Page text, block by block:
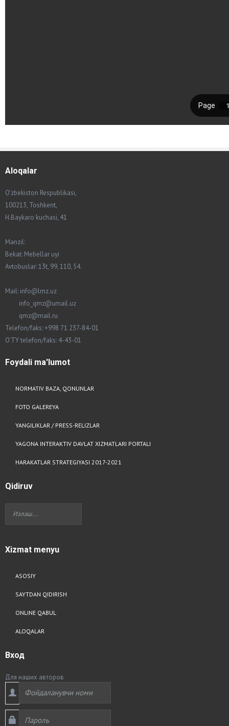
Aloqalar
O'zbekiston Respublikasi,
100213, Toshkent,
H.Baykaro kuchasi, 41
Manzil:
Bekat: Mebellar uyi
Avtobuslar: 13t, 99, 110, 54.
Mail: info@lmz.uz
info_qmz@umail.uz
qmz@mail.ru
Telefon/faks: +998 71 237-84-01
O'TY telefon/faks: 4-43-01
Foydali ma'lumot
NORMATIV BAZA, QONUNLAR
FOTO GALEREYA
YANGILIKLAR / PRESS-RELIZLAR
YAGONA INTERAKTIV DAVLAT XIZMATLARI PORTALI
HARAKATLAR STRATEGIYASI 2017-2021
Qidiruv
Xizmat menyu
ASOSIY
SAYTDAN QIDIRISH
ONLINE QABUL
ALOQALAR
Вход
Для наших авторов